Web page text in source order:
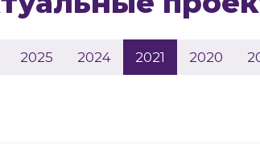
2025 2024 2021 2020